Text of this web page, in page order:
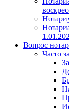
Вопрос
Часто